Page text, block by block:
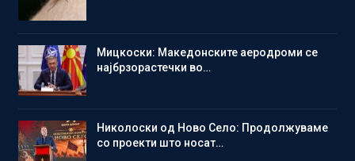
Мицкоски: Македонските аеродроми се
најбрзорастечки во…
Николоски од Ново Село: Продолжуваме
со проекти што носат…